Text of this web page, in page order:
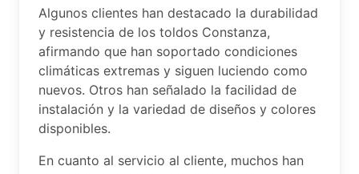
Algunos clientes han destacado la durabilidad
y resistencia de los toldos Constanza,
afirmando que han soportado condiciones
climáticas extremas y siguen luciendo como
nuevos. Otros han señalado la facilidad de
instalación y la variedad de diseños y colores
disponibles.
En cuanto al servicio al cliente, muchos han